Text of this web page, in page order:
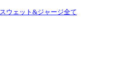
スウェット&ジャージ全て